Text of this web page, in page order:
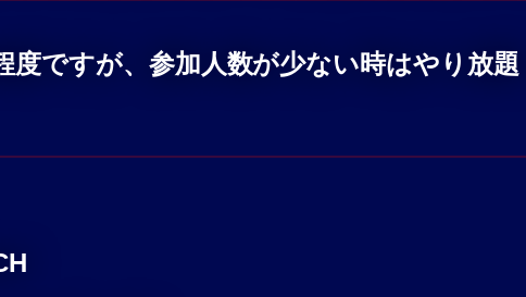
度ですが、参加人数が少ない時はやり放